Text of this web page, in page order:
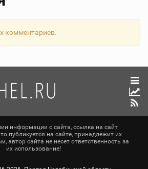
комментариев.
информации с сайта, ссылка на сайт
публикуется на сайте, принадлежит их
автор сайта не несет ответственность за
их использование!